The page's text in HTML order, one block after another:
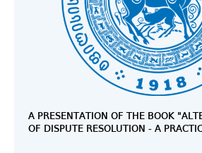
A PRESENTATION OF THE BOOK
OF DISPUTE RESOLUTION - A